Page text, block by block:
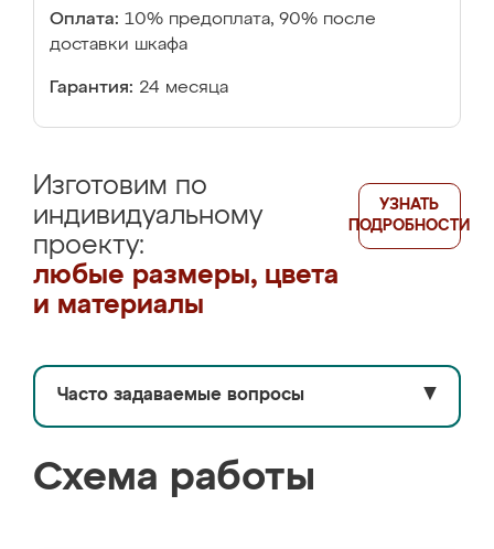
Оплата: 10% предоплата, 90% после
доставки шкафа
Гарантия: 24 месяца
Изготовим по
индивидуальному
проекту:
любые размеры, цвета
и материалы
УЗНАТЬ
ПОДРОБНОСТИ
Часто задаваемые вопросы ▼
Схема работы